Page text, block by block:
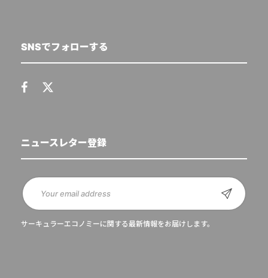
SNSでフォローする
ニュースレター登録
サーキュラーエコノミーに関する最新情報をお届けします。